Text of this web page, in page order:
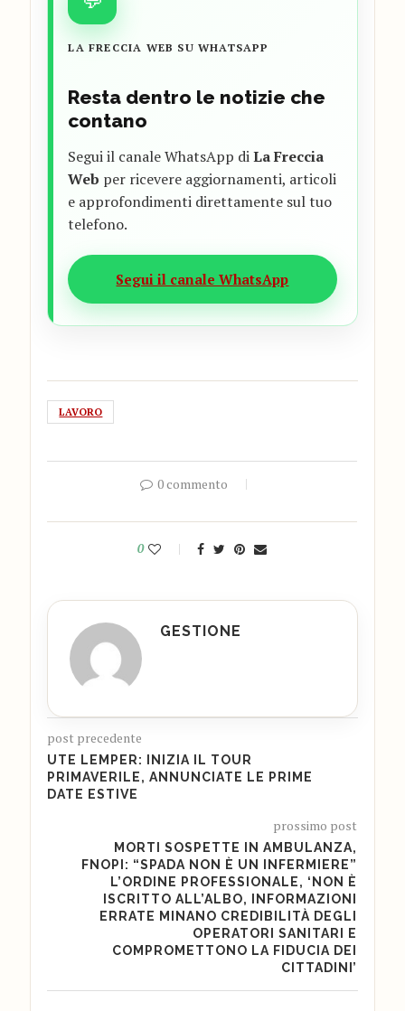
LA FRECCIA WEB SU WHATSAPP
Resta dentro le notizie che
contano
Segui il canale WhatsApp diLa Freccia
Web per ricevere aggiornamenti, articoli
e approfondimenti direttamente sul tuo
telefono.
Segui il canale WhatsApp
LAVORO
0 commento
0
GESTIONE
post precedente
UTE LEMPER: INIZIA IL TOUR
PRIMAVERILE, ANNUNCIATE LE PRIME
DATE ESTIVE
prossimo post
MORTI SOSPETTE IN AMBULANZA,
FNOPI: “SPADA NON È UN INFERMIERE”
L’ORDINE PROFESSIONALE, ‘NON È
ISCRITTO ALL’ALBO, INFORMAZIONI
ERRATE MINANO CREDIBILITÀ DEGLI
OPERATORI SANITARI E
COMPROMETTONO LA FIDUCIA DEI
CITTADINI’